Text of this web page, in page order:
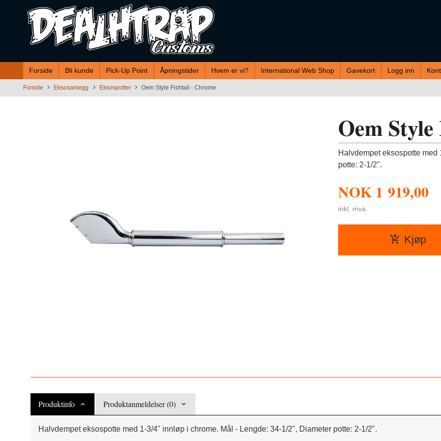
innholdet
Forside Bli kunde Pick-Up Point Åpningstider Hvem er vi? International Web Shop Gavekort Logg inn
Forside Eksosanlegg Eksospotter Oem Style Fishtail - Chrome
Oem
Halvdempet eksospotte
potte: 2-1/2".
NOK 1 919,00
inkl. mva.
Kjøp
Produktinfo Produktanmeldelser (0)
Halvdempet eksospotte med 1-3/4" innløp i chrome. Mål - Lengde: 34-1/2", Diameter potte: 2-1/2".